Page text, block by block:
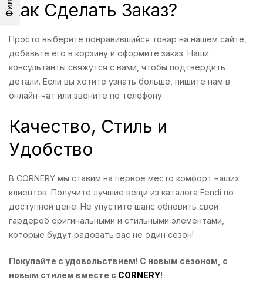
Как Сделать Заказ?
Просто выберите понравившийся товар на нашем сайте,
добавьте его в корзину и оформите заказ. Наши
консультанты свяжутся с вами, чтобы подтвердить
детали. Если вы хотите узнать больше, пишите нам в
онлайн-чат или звоните по телефону.
Качество, Стиль и
Удобство
В CORNERY мы ставим на первое место комфорт наших
клиентов. Получите лучшие вещи из каталога Fendi по
доступной цене. Не упустите шанс обновить свой
гардероб оригинальными и стильными элементами,
которые будут радовать вас не один сезон!
Покупайте с удовольствием! С новым сезоном, с
новым стилем вместе с CORNERY!